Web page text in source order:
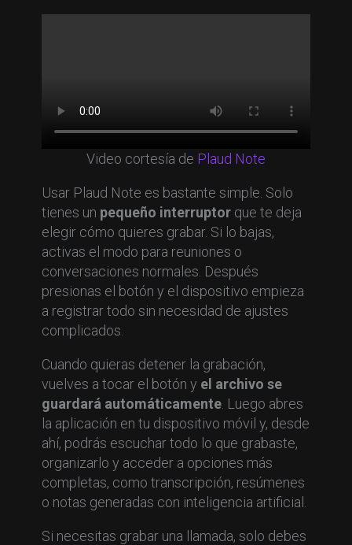
Video cortesía de Plaud Note
Usar Plaud Note es bastante simple. Solo
tienes un pequeño interruptorque te deja
elegir cómo quieres grabar. Si lo bajas,
activas el modo para reuniones o
conversaciones normales. Después
presionas el botón y el dispositivo empieza
a registrar todo sin necesidad de ajustes
complicados.
Cuando quieras detener la grabación,
vuelves a tocar el botón y el archivo se
guardará automáticamente. Luego abres
la aplicación en tu dispositivo móvil y, desde
ahí, podrás escuchar todo lo que grabaste,
organizarlo y acceder a opciones más
completas, como transcripción, resúmenes
o notas generadas con inteligencia artificial.
Si necesitas grabar una llamada, solo debes